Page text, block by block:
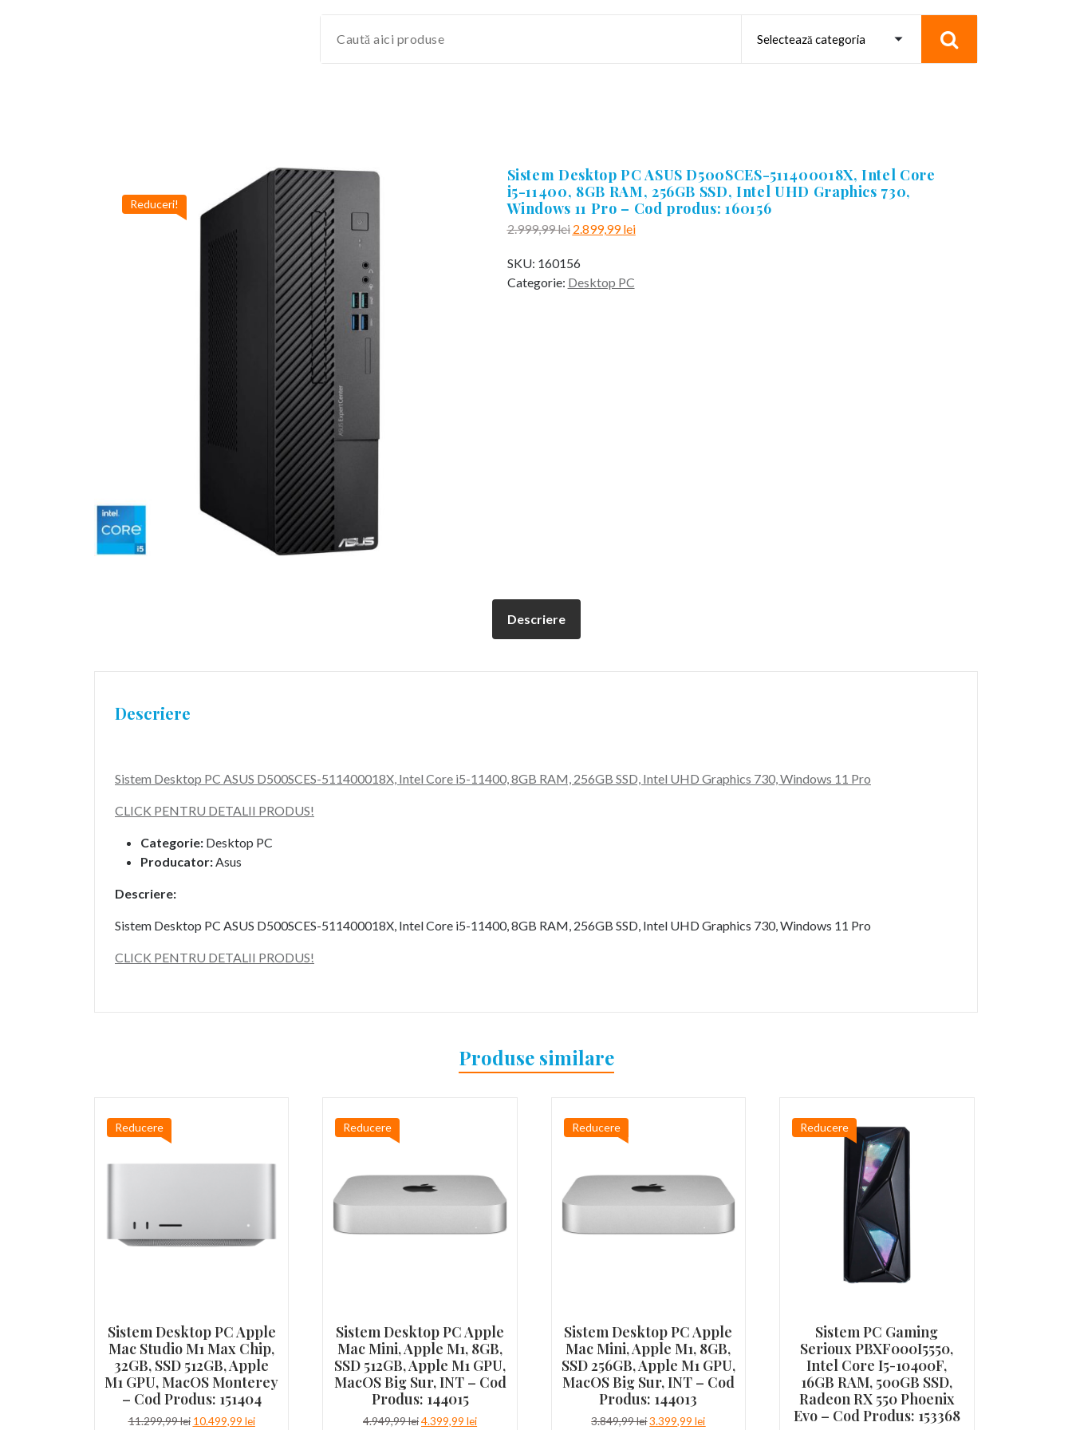
Reduceri!
Sistem Desktop PC ASUS D500SCES-511400018X, Intel Core
i5-11400, 8GB RAM, 256GB SSD, Intel UHD Graphics 730,
Windows 11 Pro – Cod produs: 160156
2.999,99lei Prețul
a
fost:
2.899,99leiPrețul
2.899,99 lei.
SKU: 160156
Categorie: Desktop PC
Descriere
Descriere
Sistem Desktop PC ASUS D500SCES-511400018X, Intel Core i5-11400, 8GB RAM, 256GB SSD, Intel UHD Graphics 730, Windows 11 Pro
CLICK PENTRU DETALII PRODUS!
Categorie: Desktop PC
Producator:Asus
Descriere:
Sistem Desktop PC ASUS D500SCES-511400018X, Intel Core i5-11400, 8GB RAM, 256GB SSD, Intel UHD Graphics 730, Windows 11 Pro
CLICK PENTRU DETALII PRODUS!
Produse similare
Reducere
Sistem Desktop PC Apple
Mac Studio M1 Max Chip,
32GB, SSD 512GB, Apple
M1 GPU, MacOS Monterey
– Cod Produs: 151404
11.299,99lei Prețul
10.499,99 leiPrețul
Reducere
Sistem Desktop PC Apple
Mac Mini, Apple M1, 8GB,
SSD 512GB, Apple M1 GPU,
MacOS Big Sur, INT – Cod
Produs: 144015
4.949,99leiPrețul
4.399,99leiPrețul
Reducere
Sistem Desktop PC Apple
Mac Mini, Apple M1, 8GB,
SSD 256GB, Apple M1 GPU,
MacOS Big Sur, INT – Cod
Produs: 144013
3.849,99leiPrețul
3.399,99leiPrețul
Reducere
Sistem PC Gaming
Serioux PBXF000I5550,
Intel Core I5-10400F,
16GB RAM, 500GB SSD,
Radeon RX 550 Phoenix
Evo – Cod Produs: 153368